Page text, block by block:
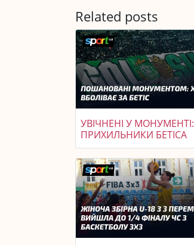
Related posts
УВІЧНЕНІ У МОНУМЕНТІ:
ПРИХИЛЬНИКИ БЕТІСА